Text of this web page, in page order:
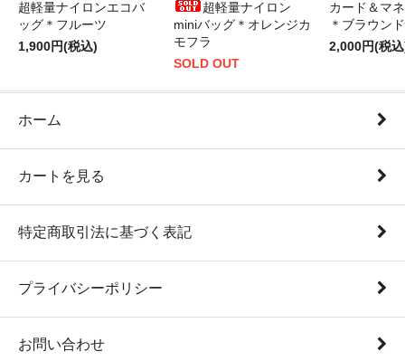
超軽量ナイロンエコバ
ッグ＊フルーツ
1,900円(税込)
超軽量ナイロン
miniバッグ＊オレンジカ
モフラ
SOLD OUT
カード＆マ
＊ブラウン
2,000円(税
ホーム
カートを見る
特定商取引法に基づく表記
プライバシーポリシー
お問い合わせ